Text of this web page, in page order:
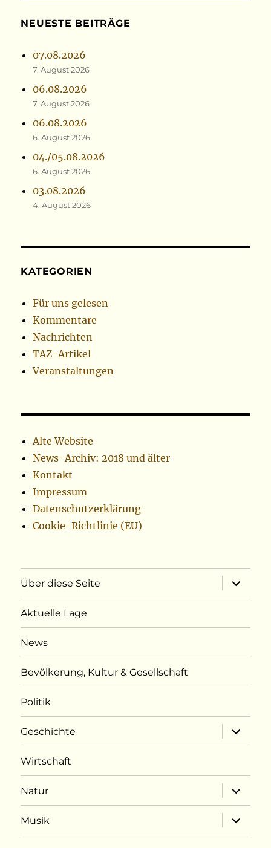
NEUESTE BEITRÄGE
07.08.2026
7. August 2026
06.08.2026
7. August 2026
06.08.2026
6. August 2026
04./05.08.2026
6. August 2026
03.08.2026
4. August 2026
KATEGORIEN
Für uns gelesen
Kommentare
Nachrichten
TAZ-Artikel
Veranstaltungen
Alte Website
News-Archiv: 2018 und älter
Kontakt
Impressum
Datenschutzerklärung
Cookie-Richtlinie (EU)
Über diese Seite
öffnen
Aktuelle Lage
News
Bevölkerung, Kultur & Gesellschaft
Politik
Geschichte
öffnen
Wirtschaft
Natur
öffnen
Musik
öffnen